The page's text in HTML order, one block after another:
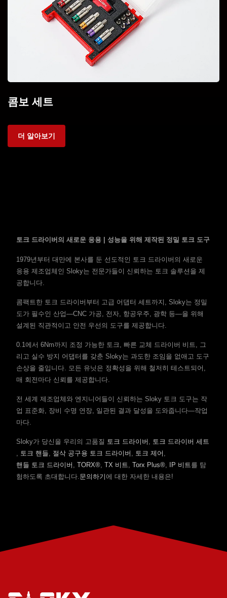
콤보 세트
더 알아보기
토크 드라이버의 새로운 응용 | 성능을 위해 제작된 정밀 토크 도구
1979년부터 대만에 본사를 둔 선도적인 토크 드라이버의 새로운
응용 제조업체인 Sloky는 전문가들이 신뢰하는 토크 솔루션을 제
공합니다.
콤팩트한 토크 드라이버부터 고급 어댑터 세트까지, Sloky는 정밀
도가 필수인 산업—CNC 가공, 전자, 항공우주, 광학 등—을 위해
설계된 직관적이고 안전 우선의 도구를 제공합니다.
0.1에서 6Nm까지 조정 가능한 토크, 빠른 교체 드라이버 비트, 그
리고 실수 방지 어댑터를 갖춘 Sloky는 과도한 조임을 없애고 도구
손상을 줄입니다. 모든 유닛은 정확성을 위해 철저히 테스트되어,
매 회전마다 신뢰를 제공합니다.
전 세계 제조업체와 엔지니어들이 신뢰하는 Sloky 토크 도구는 작
업 표준화, 장비 수명 연장, 일관된 결과 달성을 도와줍니다—작업
마다.
Sloky가 당신을 우리의 고품질 토크 드라이버
토크 드라이버 세트
토크 핸들 절삭 공구용 토크 드라이버 토크 제어
핸들 토크 드라이버
TORX® TX 비트 Torx Plus® IP 비트 를 탐
험하도록 초대합니다. 문의하기에 대한 자세한 내용은!